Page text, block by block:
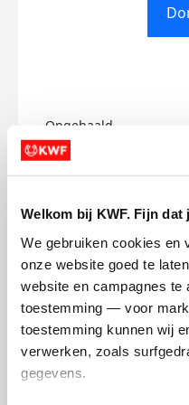
Welkom bij KWF. Fijn
We gebruiken cookies en
onze website goed te
website en campagnes
toestemming — voor
toestemming kunnen wij
verwerken, zoals
gegevens.
Opgehaald
€0